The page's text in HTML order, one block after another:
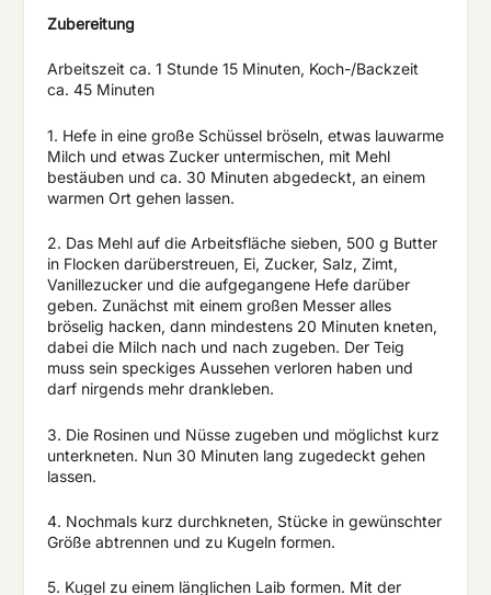
Zubereitung
Arbeitszeit ca. 1 Stunde 15 Minuten, Koch-/Backzeit
ca. 45 Minuten
1. Hefe in eine große Schüssel bröseln, etwas lauwarme
Milch und etwas Zucker untermischen, mit Mehl
bestäuben und ca. 30 Minuten abgedeckt, an einem
warmen Ort gehen lassen.
2. Das Mehl auf die Arbeitsfläche sieben, 500 g Butter
in Flocken darüberstreuen, Ei, Zucker, Salz, Zimt,
Vanillezucker und die aufgegangene Hefe darüber
geben. Zunächst mit einem großen Messer alles
bröselig hacken, dann mindestens 20 Minuten kneten,
dabei die Milch nach und nach zugeben. Der Teig
muss sein speckiges Aussehen verloren haben und
darf nirgends mehr drankleben.
3. Die Rosinen und Nüsse zugeben und möglichst kurz
unterkneten. Nun 30 Minuten lang zugedeckt gehen
lassen.
4. Nochmals kurz durchkneten, Stücke in gewünschter
Größe abtrennen und zu Kugeln formen.
5. Kugel zu einem länglichen Laib formen. Mit der